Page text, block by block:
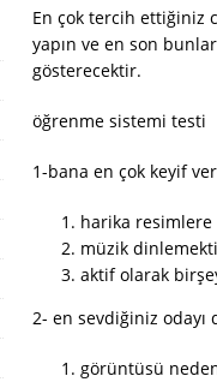
En çok tercih ettiğiniz
yapın ve en son
gösterecektir.
öğrenme sistemi testi
1-bana en çok keyif
harika resimlere
müzik
aktif olarak
2- en sevdiğiniz
görüntüsü